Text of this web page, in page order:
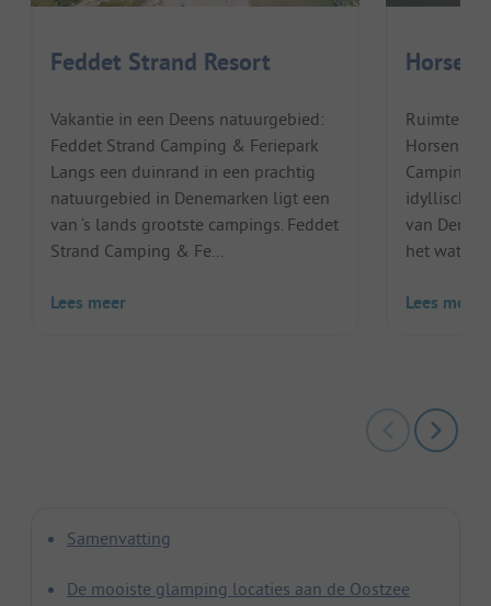
Feddet Strand Resort
Vakantie in een Deens natuurgebied:
Feddet Strand Camping & Feriepark
Langs een duinrand in een prachtig
natuurgebied in Denemarken ligt een
van ‘s lands grootste campings. Feddet
Strand Camping & Fe...
Lees meer
Ruimte en
Horsens
Camping
idyllische
van
het water
Lees meer
Samenvatting
De mooiste glamping locaties aan de Oostzee